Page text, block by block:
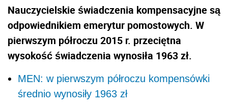
Nauczycielskie świadczenia kompensacyjne są
odpowiednikiem emerytur pomostowych. W
pierwszym półroczu 2015 r. przeciętna
wysokość świadczenia wynosiła 1963 zł.
MEN: w pierwszym półroczu kompensówki
średnio wynosiły 1963 zł